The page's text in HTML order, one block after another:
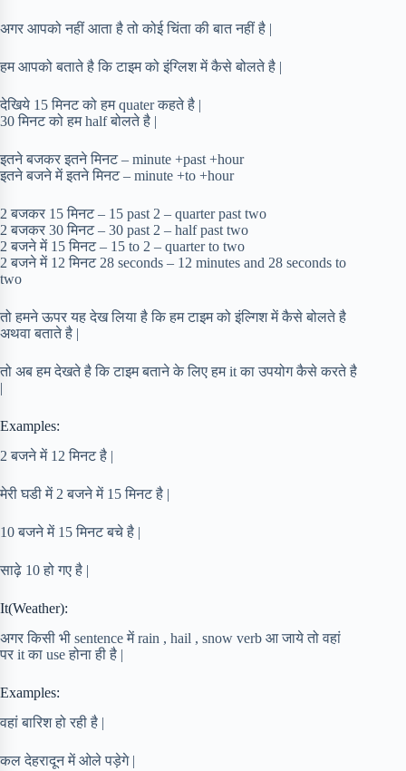
अगर आपको नहीं आता है तो कोई चिंता की बात नहीं है |
हम आपको बताते है कि टाइम को इंग्लिश में कैसे बोलते है |
देखिये 15 मिनट को हम quater कहते है |
30 मिनट को हम half बोलते है |
इतने बजकर इतने मिनट – minute +past +hour
इतने बजने में इतने मिनट – minute +to +hour
2 बजकर 15 मिनट – 15 past 2 – quarter past two
2 बजकर 30 मिनट – 30 past 2 – half past two
2 बजने में 15 मिनट – 15 to 2 – quarter to two
2 बजने में 12 मिनट 28 seconds – 12 minutes and 28 seconds to
two
तो हमने ऊपर यह देख लिया है कि हम टाइम को इंल्गिश में कैसे बोलते है
अथवा बताते है |
तो अब हम देखते है कि टाइम बताने के लिए हम it का उपयोग कैसे करते है
|
Examples:
2 बजने में 12 मिनट है |
मेरी घडी में 2 बजने में 15 मिनट है |
10 बजने में 15 मिनट बचे है |
साढ़े 10 हो गए है |
It(Weather):
अगर किसी भी sentence में rain , hail , snow verb आ जाये तो वहां
पर it का use होना ही है |
Examples:
वहां बारिश हो रही है |
कल देहरादून में ओले पड़ेगे |